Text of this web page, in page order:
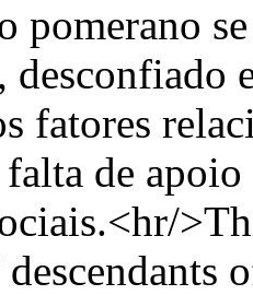
pomerano
fatores
falta de